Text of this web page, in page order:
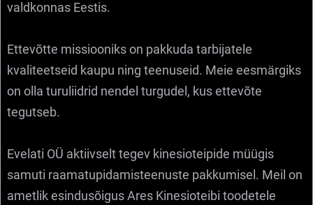
valdkonnas Eestis.
Ettevõtte missiooniks on pakkuda tarbijatele
kvaliteetseid kaupu ning teenuseid. Meie eesmärgiks
on olla turuliidrid nendel turgudel, kus ettevõte
tegutseb.
Evelati OÜ aktiivselt tegev kinesioteipide müügis
samuti raamatupidamisteenuste pakkumisel. Meil on
ametlik esindusõigus Ares Kinesioteibi toodetele